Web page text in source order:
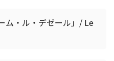
・ル・デゼール」/ Le